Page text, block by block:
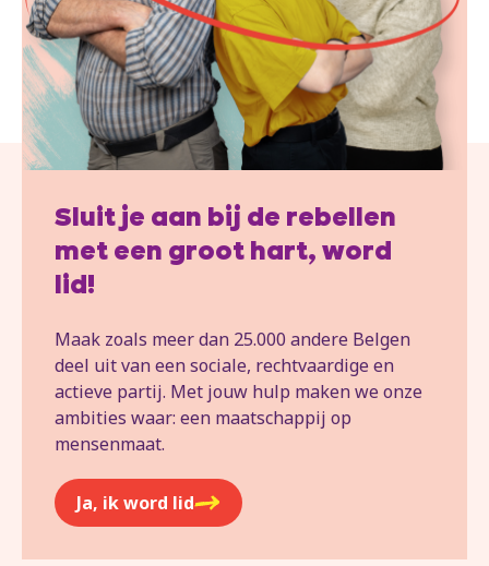
Sluit je aan bij de rebellen
met een groot hart, word
lid!
Maak zoals meer dan 25.000 andere Belgen
deel uit van een sociale, rechtvaardige en
actieve partij. Met jouw hulp maken we onze
ambities waar: een maatschappij op
mensenmaat.
Ja, ik word lid